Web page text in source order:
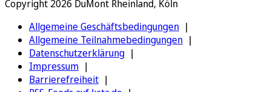
Copyright 2026 DuMont Rheinland, Köln
Allgemeine Geschäftsbedingungen
Allgemeine Teilnahmebedingungen
Datenschutzerklärung
Impressum
Barrierefreiheit